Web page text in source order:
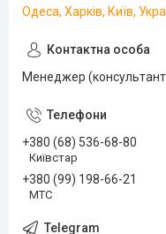
Одеса, Харків, Київ,
Менеджер
+380 (68) 536-68-80
Київстар
+380 (99) 198-66-21
МТС